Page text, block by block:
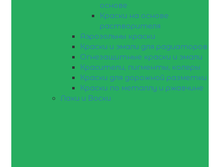
основе
Краски на основе
растворителя
Аэрозольны краски
Краски и эмали для радиаторов
Огнезащитные краски и эмали
Красители, пигменты, колеры
Краски для дорожной разметки
Краски по металлу и ржавчине
Лаки и Воски